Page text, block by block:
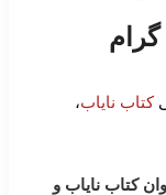
کتاب نایاب،
کتاب نایاب و